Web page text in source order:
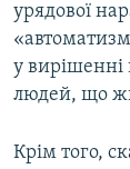
Усі сайти
урядової
у вирішенні
людей, що
Крім того,